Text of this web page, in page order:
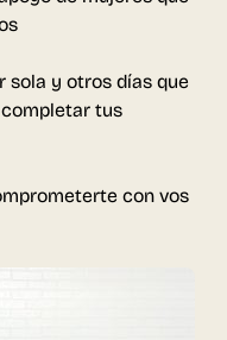
sola y otros días que
tus
con vos